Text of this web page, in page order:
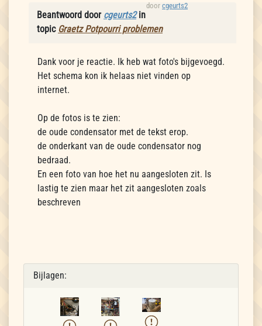
door cgeurts2
Beantwoord door cgeurts2in
topic Graetz Potpourri problemen
Dank voor je reactie. Ik heb wat foto's bijgevoegd.
Het schema kon ik helaas niet vinden op
internet.
Op de fotos is te zien:
de oude condensator met de tekst erop.
de onderkant van de oude condensator nog
bedraad.
En een foto van hoe het nu aangesloten zit. Is
lastig te zien maar het zit aangesloten zoals
beschreven
Bijlagen: